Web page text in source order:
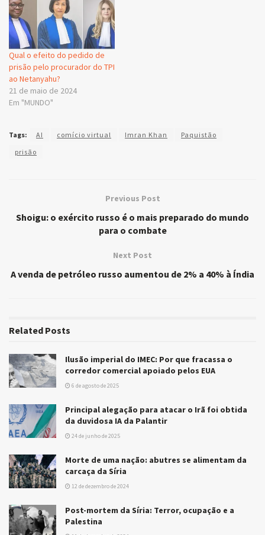
Qual o efeito do pedido de
prisão pelo procurador do TPI
ao Netanyahu?
21 de maio de 2024
Em "MUNDO"
Tags: AI comício virtual Imran Khan
Paquistão
prisão
Previous Post
Shoigu: o exército russo é o mais preparado do mundo
para o combate
Next Post
A venda de petróleo russo aumentou de 2% a 40% à Índia
Related Posts
Ilusão imperial do IMEC: Por que fracassa o
corredor comercial apoiado pelos EUA
6 de agosto de 2025
Principal alegação para atacar o Irã foi obtida
da duvidosa IA da Palantir
24 de junho de 2025
Morte de uma nação: abutres se alimentam da
carcaça da Síria
12 de dezembro de 2024
Post-mortem da Síria: Terror, ocupação e a
Palestina